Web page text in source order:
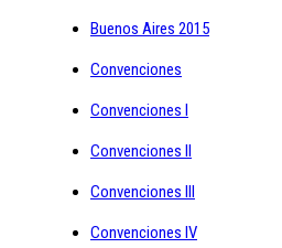
Buenos Aires 2015
Convenciones
Convenciones I
Convenciones II
Convenciones III
Convenciones IV